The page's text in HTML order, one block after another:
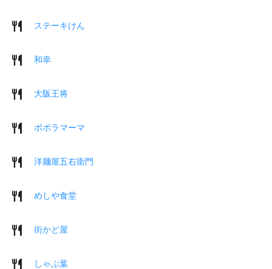
ステーキけん
和幸
大阪王将
ポポラマーマ
洋麺屋五右衛門
めしや食堂
街かど屋
しゃぶ葉